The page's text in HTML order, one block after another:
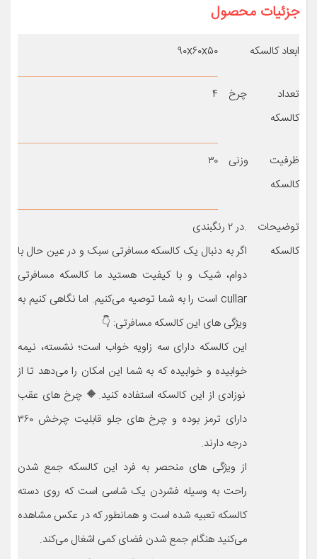
جزئیات محصول
ابعاد کالسکه ۹۰x۶۰x۵۰
تعداد چرخ
کالسکه
۴
ظرفیت وزنی
کالسکه
۳۰
توضیحات
کالسکه
.در ۲ رنگبندی
اگر به دنبال یک کالسکه مسافرتی سبک و در عین حال با
دوام، شیک و با کیفیت هستید ما کالسکه مسافرتی
cullar است را به شما توصیه می‌کنیم. اما نگاهی کنیم به
ویژگی های این کالسکه مسافرتی: 👇
این کالسکه دارای سه زاویه خواب است؛ نشسته، نیمه
خوابیده و خوابیده که به شما این امکان را می‌دهد تا از
نوزادی از این کالسکه استفاده کنید.🔶️ چرخ های عقب
دارای ترمز بوده و چرخ های جلو قابلیت چرخش ۳۶۰
درجه دارند.
از ویژگی های منحصر به فرد این کالسکه جمع شدن
راحت به وسیله فشردن یک شاسی است که روی دسته
کالسکه تعبیه شده است و همانطور که در عکس مشاهده
می‌کنید هنگام جمع شدن فضای کمی اشغال می‌کند.